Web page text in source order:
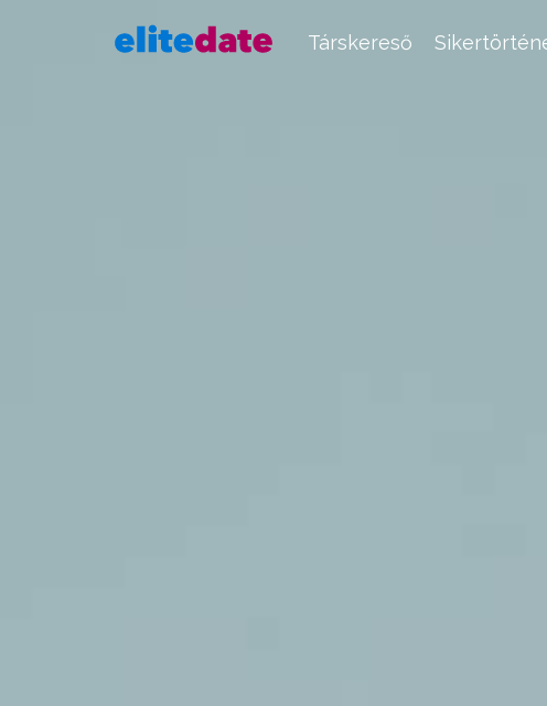
Társkereső